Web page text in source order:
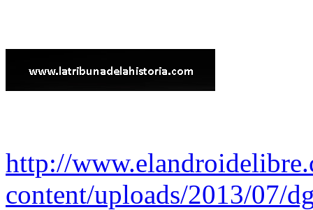
http://
content/uploads/2013/07/